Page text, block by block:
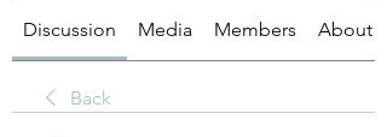
Discussion Media Members About
Back